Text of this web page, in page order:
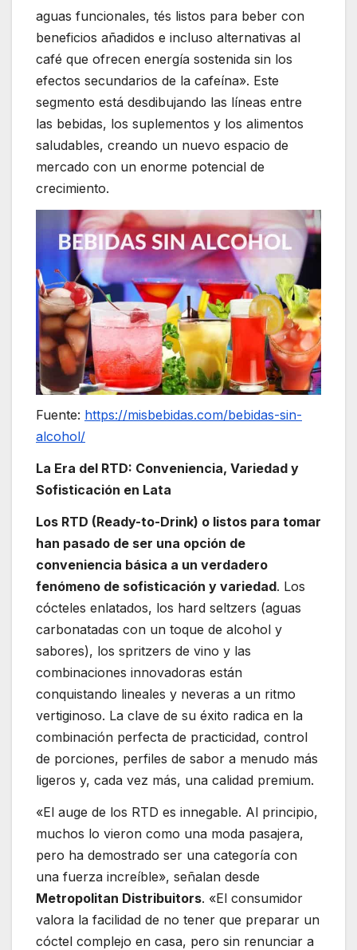
aguas funcionales, tés listos para beber con
beneficios añadidos e incluso alternativas al
café que ofrecen energía sostenida sin los
efectos secundarios de la cafeína». Este
segmento está desdibujando las líneas entre
las bebidas, los suplementos y los alimentos
saludables, creando un nuevo espacio de
mercado con un enorme potencial de
crecimiento.
Fuente: https://misbebidas.com/bebidas-sin-
alcohol/
La Era del RTD: Conveniencia, Variedad y
Sofisticación en Lata
Los RTD (Ready-to-Drink) o listos para tomar
han pasado de ser una opción de
conveniencia básica a un verdadero
fenómeno de sofisticación y variedad. Los
cócteles enlatados, los hard seltzers (aguas
carbonatadas con un toque de alcohol y
sabores), los spritzers de vino y las
combinaciones innovadoras están
conquistando lineales y neveras a un ritmo
vertiginoso. La clave de su éxito radica en la
combinación perfecta de practicidad, control
de porciones, perfiles de sabor a menudo más
ligeros y, cada vez más, una calidad premium.
«El auge de los RTD es innegable. Al principio,
muchos lo vieron como una moda pasajera,
pero ha demostrado ser una categoría con
una fuerza increíble», señalan desde
Metropolitan Distribuitors. «El consumidor
valora la facilidad de no tener que preparar un
cóctel complejo en casa, pero sin renunciar a